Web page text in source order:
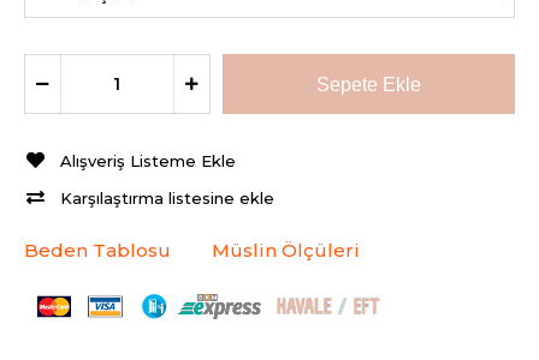
Alışveriş Listeme Ekle
Karşılaştırma listesine ekle
Beden Tablosu Müslin Ölçüleri